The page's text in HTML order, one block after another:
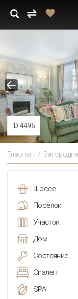
ID 4496
Главная
Шоссе
Посёлок
Участок
Дом
Состояние
Спален
SPA